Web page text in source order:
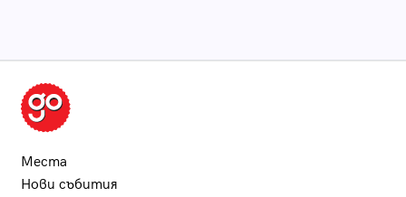
Места
Нови събития